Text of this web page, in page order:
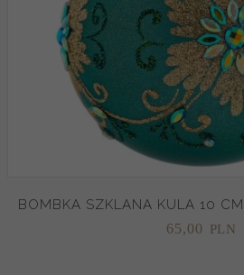
BOMBKA SZKLANA KULA 10
65,00 PLN